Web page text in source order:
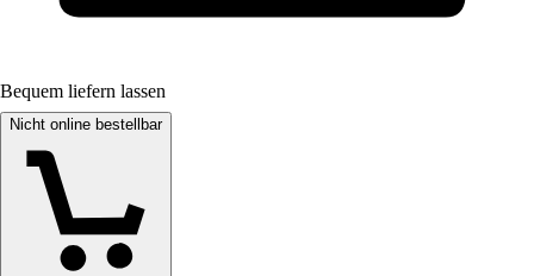
Bequem liefern lassen
Nicht online bestellbar